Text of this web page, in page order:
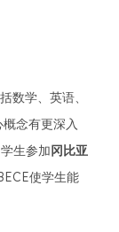
数学、英语、
念有更深入
生参加冈比亚
使学生能